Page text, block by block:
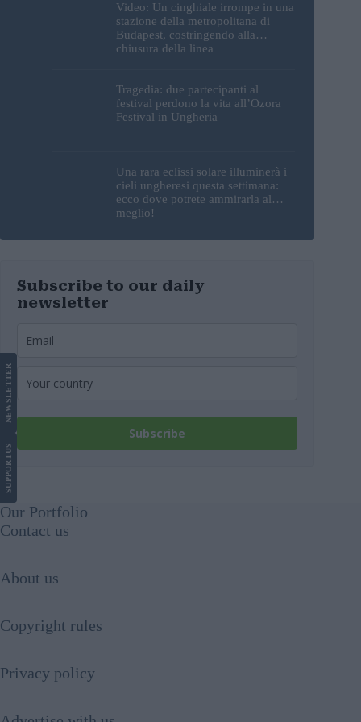
Video: Un cinghiale irrompe in una
stazione della metropolitana di
Budapest, costringendo alla
chiusura della linea
Tragedia: due partecipanti al
festival perdono la vita all’Ozora
Festival in Ungheria
Una rara eclissi solare illuminerà i
cieli ungheresi questa settimana:
ecco dove potrete ammirarla al
meglio!
Subscribe to our daily
newsletter
Subscribe
SUPPORT
US
NEWS
LETTER
Our Portfolio
Contact us
About us
Copyright rules
Privacy policy